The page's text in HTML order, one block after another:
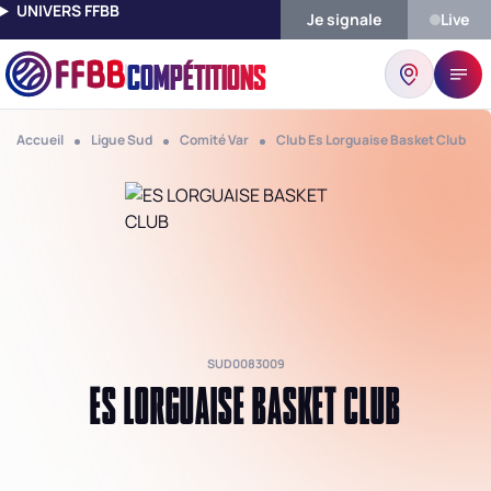
UNIVERS FFBB Je signale Live
COMPÉTITIONS
Accueil Ligue Sud Comité Var Club Es Lorguaise Basket Club
SUD0083009
ES LORGUAISE BASKET CLUB